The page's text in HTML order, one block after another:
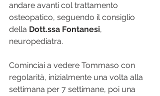
andare avanti col trattamento
osteopatico, seguendo il consiglio
della Dott.ssa Fontanesi,
neuropediatra.
Cominciai a vedere Tommaso con
regolarità, inizialmente una volta alla
settimana per 7 settimane, poi una